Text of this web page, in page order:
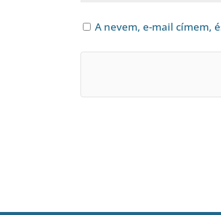
A nevem, e-mail címem,